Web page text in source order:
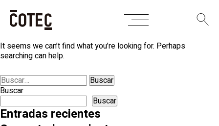
SkipNothing Found
It seems we can’t find what you’re looking for. Perhaps
searching can help.
Buscar:
Buscar
Buscar
Entradas recientes